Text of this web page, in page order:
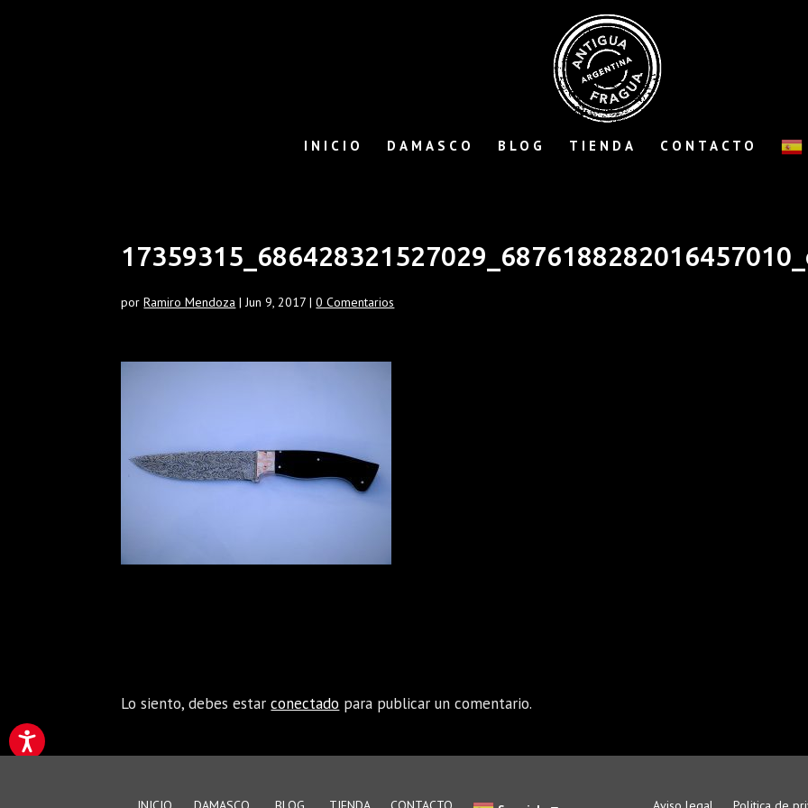
INICIO DAMASCO BLOG TIENDA CONTACTO
porRamiro Mendoza |Jun 9, 2017 |0 Comentarios
Lo siento, debes estarconectado para publicar un comentario.